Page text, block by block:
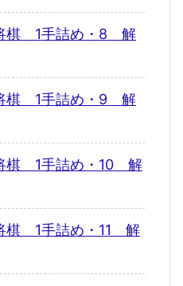
棋 1手詰め・8 解
棋 1手詰め・9 解
棋 1手詰め・10 解
棋 1手詰め・11 解